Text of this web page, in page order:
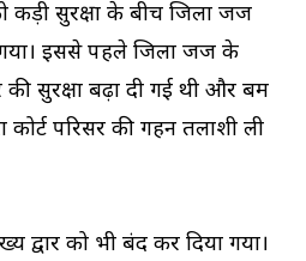
कड़ी सुरक्षा के बीच जिला जज
इससे पहले जिला जज के
सुरक्षा बढ़ा दी गई थी और बम
कोर्ट परिसर की गहन तलाशी ली
को भी बंद कर दिया गया।